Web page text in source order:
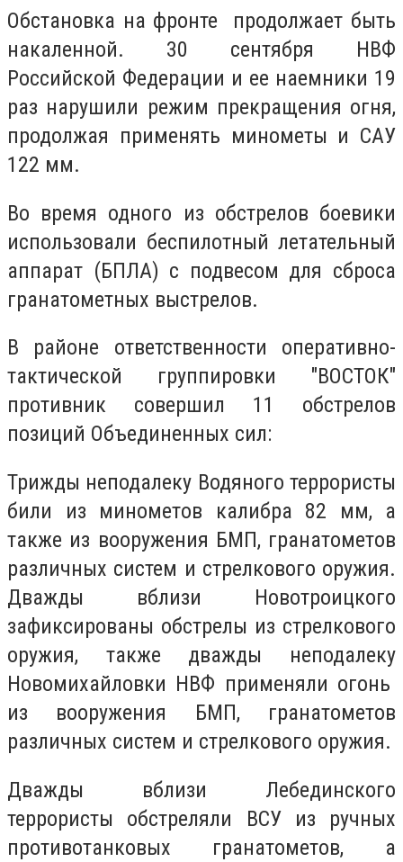
Обстановка на фронте продолжает быть
накаленной. 30 сентября НВФ
Российской Федерации и ее наемники 19
раз нарушили режим прекращения огня,
продолжая применять минометы и САУ
122 мм.
Во время одного из обстрелов боевики
использовали беспилотный летательный
аппарат (БПЛА) с подвесом для сброса
гранатометных выстрелов.
В районе ответственности оперативно-
тактической группировки "ВОСТОК"
противник совершил 11 обстрелов
позиций Объединенных сил:
Трижды неподалеку Водяного террористы
били из минометов калибра 82 мм, а
также из вооружения БМП, гранатометов
различных систем и стрелкового оружия.
Дважды вблизи Новотроицкого
зафиксированы обстрелы из стрелкового
оружия, также дважды неподалеку
Новомихайловки НВФ применяли огонь
из вооружения БМП, гранатометов
различных систем и стрелкового оружия.
Дважды вблизи Лебединского
террористы обстреляли ВСУ из ручных
противотанковых гранатометов, а